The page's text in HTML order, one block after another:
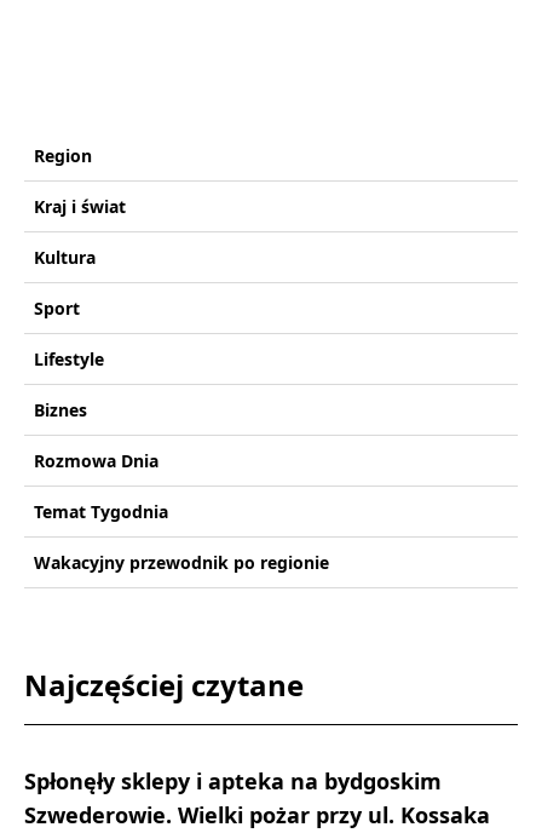
Region
Kraj i świat
Kultura
Sport
Lifestyle
Biznes
Rozmowa Dnia
Temat Tygodnia
Wakacyjny przewodnik po regionie
Najczęściej czytane
Spłonęły sklepy i apteka na bydgoskim
Szwederowie. Wielki pożar przy ul. Kossaka